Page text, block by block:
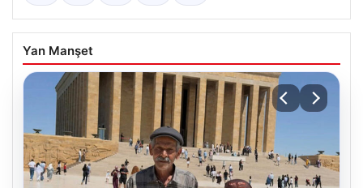
Yan Manşet